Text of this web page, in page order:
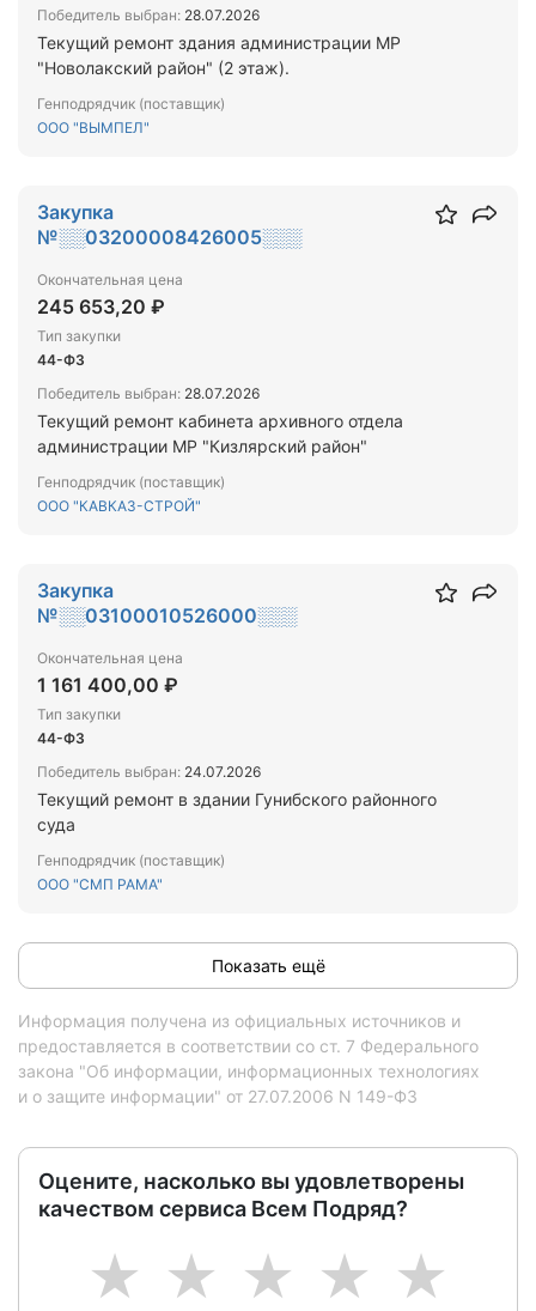
Победитель выбран: 28.07.2026
Текущий ремонт здания администрации МР
"Новолакский район" (2 этаж).
Генподрядчик (поставщик)
ООО "ВЫМПЕЛ"
Закупка
№░░03200008426005░░░
Окончательная цена
245 653,20 ₽
Тип закупки
44-ФЗ
Победитель выбран: 28.07.2026
Текущий ремонт кабинета архивного отдела
администрации МР "Кизлярский район"
Генподрядчик (поставщик)
ООО "КАВКАЗ-СТРОЙ"
Закупка
№░░03100010526000░░░
Окончательная цена
1 161 400,00 ₽
Тип закупки
44-ФЗ
Победитель выбран: 24.07.2026
Текущий ремонт в здании Гунибского районного
суда
Генподрядчик (поставщик)
ООО "СМП РАМА"
Показать ещё
Информация получена из официальных источников и
предоставляется в соответствии со ст. 7 Федерального
закона "Об информации, информационных технологиях
и о защите информации" от 27.07.2006 N 149-ФЗ
Оцените, насколько вы удовлетворены
качеством сервиса Всем Подряд?
5
4
3
2
1